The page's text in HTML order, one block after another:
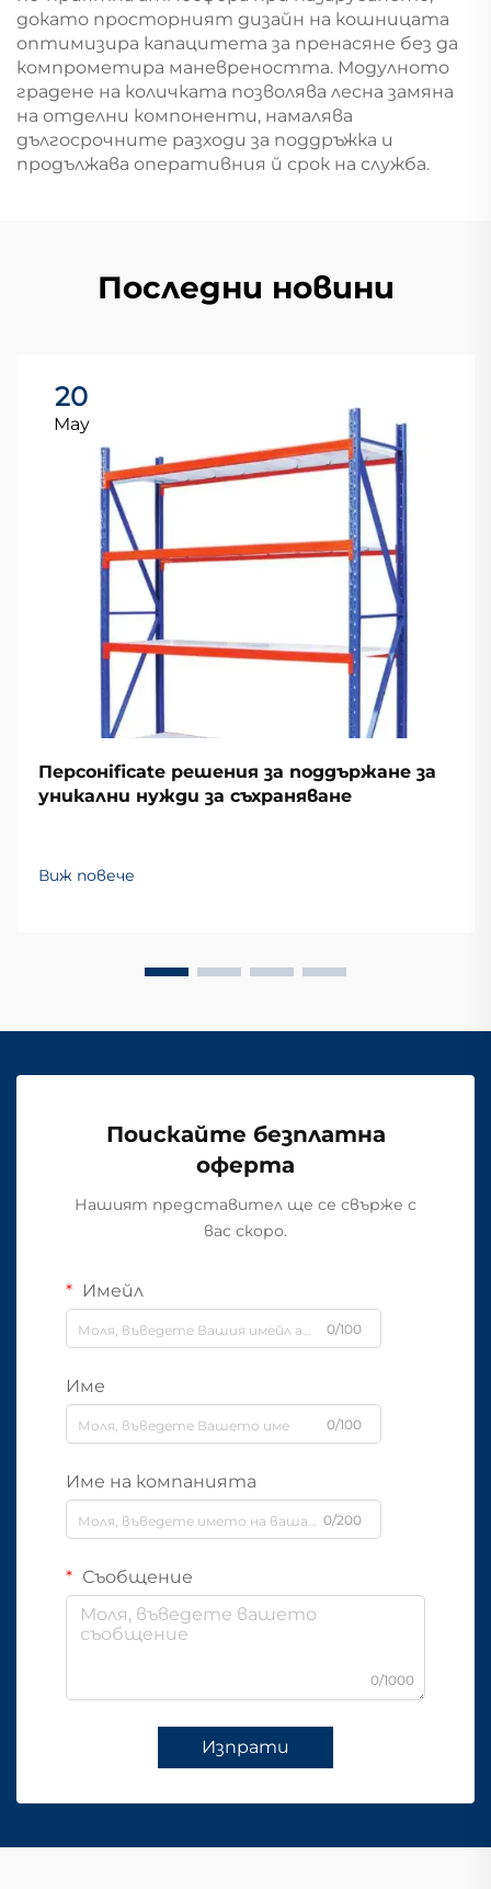
докато просторният дизайн на кошницата
оптимизира капацитета за пренасяне без да
компрометира маневреността. Модулното
градене на количката позволява лесна замяна
на отделни компоненти, намалява
дългосрочните разходи за поддръжка и
продължава оперативния й срок на служба.
Последни новини
20
May
Персонificate решения за поддържане за
уникални нужди за съхраняване
Виж повече
Поискайте безплатна
оферта
Нашият представител ще се свърже с
вас скоро.
Имейл
0/100
Име
0/100
Име на компанията
0/200
Съобщение
0/1000
Изпрати